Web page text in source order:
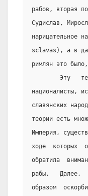
рабов, вторая
Судислав,
нарицательное
sclavas), а в
римлян это
Эту
националисты,
славянских
теории есть
Империя,
ходе  которых
обратила
рабы.   Далее,
образом